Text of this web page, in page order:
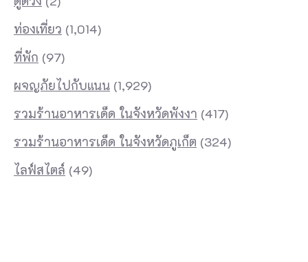
ท่องเที่ยว (1,014)
ที่พัก (97)
ผจญภัยไปกับแนน (1,929)
รวมร้านอาหารเด็ด ในจังหวัดพังงา (417)
รวมร้านอาหารเด็ด ในจังหวัดภูเก็ต (324)
ไลฟ์สไตล์ (49)